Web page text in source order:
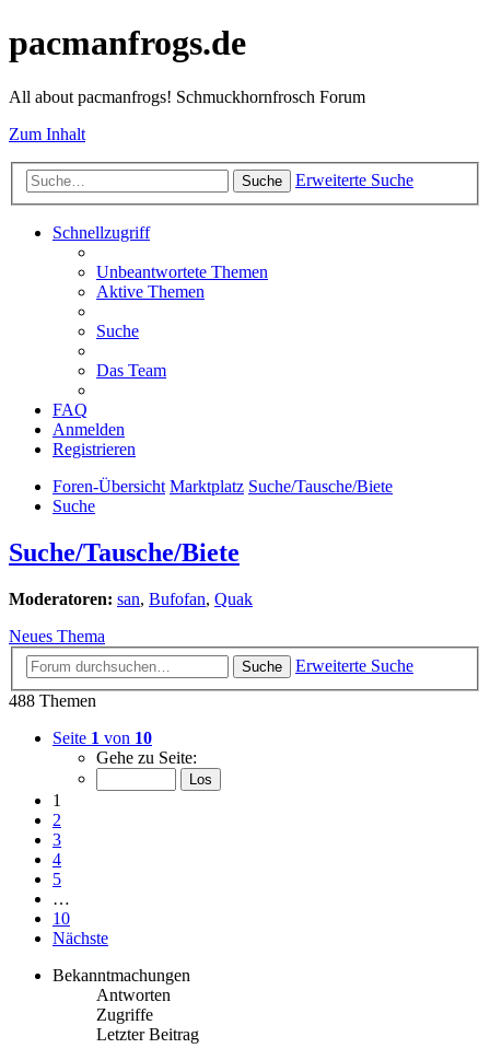
pacmanfrogs.de
All about pacmanfrogs! Schmuckhornfrosch Forum
Zum Inhalt
Suche Erweiterte Suche
Schnellzugriff
Unbeantwortete Themen
Aktive Themen
Suche
Das Team
FAQ
Anmelden
Registrieren
Foren-Übersicht Marktplatz Suche/Tausche/Biete
Suche
Suche/Tausche/Biete
Moderatoren: san, Bufofan, Quak
Neues Thema
Suche
Erweiterte Suche
488 Themen
Seite 1 von 10
Gehe zu Seite:
1
2
3
4
5
…
10
Nächste
Bekanntmachungen
Antworten
Zugriffe
Letzter Beitrag